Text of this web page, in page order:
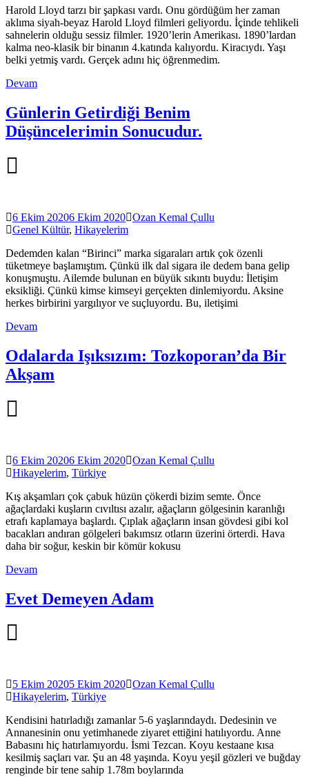
Harold Lloyd tarzı bir şapkası vardı. Onu gördüğüm her zaman
aklıma siyah-beyaz Harold Lloyd filmleri geliyordu. İçinde tehlikeli
sahnelerin olduğu sessiz filmler. 1920’lerin Amerikası. 1890’lardan
kalma neo-klasik bir binanın 4.katında kalıyordu. Kiracıydı. Yaşı
belki yetmiş vardı. Gerçek adını hiç öğrenmedim.
Devam
Günlerin Getirdiği Benim
Düşüncelerimin Sonucudur.
6 Ekim 20206 Ekim 2020 Ozan Kemal Çullu
Genel Kültür, Hikayelerim
Dedemden kalan “Birinci” marka sigaraları artık çok özenli
tüketmeye başlamıştım. Çünkü ilk dal sigara ile dedem bana gelip
konuşmuştu. Ailemde bulunan en büyük sıkıntı buydu: İletişim
eksikliği. Çünkü kimse kimseyi gerçekten dinlemiyordu. Aksine
herkes birbirini yargılıyor ve suçluyordu. Bu, iletişimi
Devam
Odalarda Işıksızım: Tozkoporan’da Bir
Akşam
6 Ekim 20206 Ekim 2020 Ozan Kemal Çullu
Hikayelerim, Türkiye
Kış akşamları çok çabuk hüzün çökerdi bizim semte. Önce
ağaçlardaki kuşların cıvıltısı azalır, ağaçların gölgesinin karanlığı
etrafı kaplamaya başlardı. Çıplak ağaçların insan gövdesi gibi kol
bacakları andıran gölgeleri bakımsız otların üzerini örterdi. Hava
daha bir soğur, keskin bir kömür kokusu
Devam
Evet Demeyen Adam
5 Ekim 20205 Ekim 2020 Ozan Kemal Çullu
Hikayelerim, Türkiye
Kendisini hatırladığı zamanlar 5-6 yaşlarındaydı. Dedesinin ve
Annanesinin onu yetimhanede ziyaret ettiğini hatılıyordu. Anne
Babasını hiç hatırlamıyordu. İsmi Tezcan. Koyu kestaane kısa
kesilmiş saçları var. Şu an 48 yaşında. Koyu yeşil gözleri ve buğday
renginde bir tene sahip 1.78m boylarında